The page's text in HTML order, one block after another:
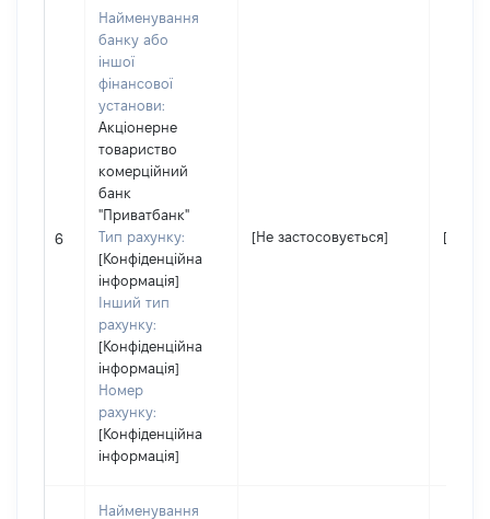
6
Найменування
банку або
іншої
фінансової
установи:
Акціонерне
товариство
комерційний
банк
"Приватбанк"
Тип рахунку:
[Конфіденційна
інформація]
Інший тип
рахунку:
[Конфіденційна
інформація]
Номер
рахунку:
[Конфіденційна
інформація]
[Не застосовується] [Не
Найменування